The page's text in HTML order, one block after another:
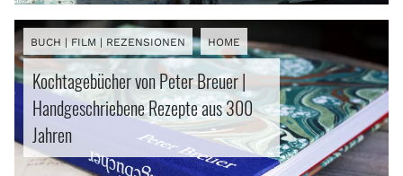
BUCH | FILM | REZENSIONEN HOME
Kochtagebücher von Peter Breuer |
Handgeschriebene Rezepte aus 300
Jahren